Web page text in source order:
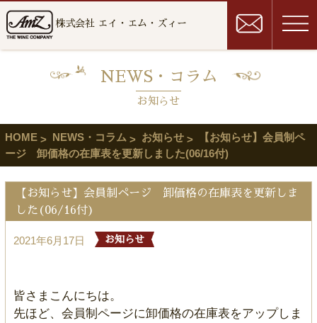
株式会社 エイ・エム・ズィー
NEWS・コラム
お知らせ
HOME NEWS・コラム お知らせ
【お知らせ】会員制ペ
ージ 卸価格の在庫表を更新しました(06/16付)
【お知らせ】会員制ページ 卸価格の在庫表を更新しま
した(06/16付)
2021年6月17日 お知らせ
皆さまこんにちは。
先ほど、会員制ページに卸価格の在庫表をアップしま